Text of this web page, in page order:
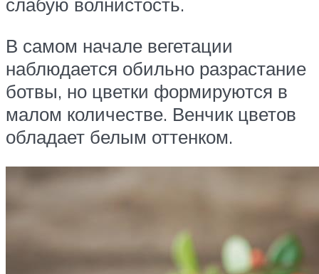
В самом начале вегетации
наблюдается обильно разрастание
ботвы, но цветки формируются в
малом количестве. Венчик цветов
обладает белым оттенком.